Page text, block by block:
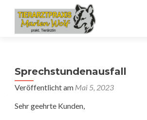
Sprechstundenausfall
Veröffentlicht am Mai 5, 2023
Sehr geehrte Kunden,